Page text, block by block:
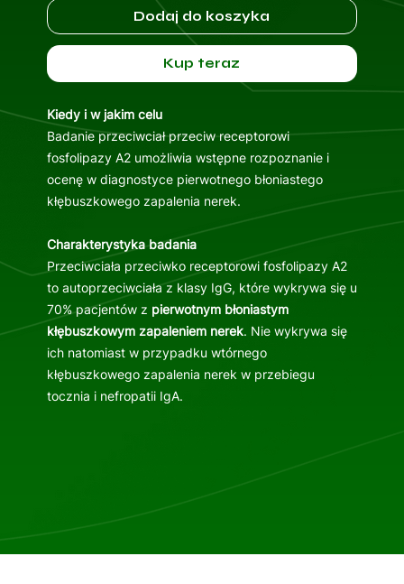
Dodaj do koszyka
Kup teraz
Kiedy i w jakim celu
Badanie przeciwciał przeciw receptorowi
fosfolipazy A2 umożliwia wstępne rozpoznanie i
ocenę w diagnostyce pierwotnego błoniastego
kłębuszkowego zapalenia nerek.
Charakterystyka badania
Przeciwciała przeciwko receptorowi fosfolipazy A2
to autoprzeciwciała z klasy IgG, które wykrywa się u
70% pacjentów z pierwotnym błoniastym
kłębuszkowym zapaleniem nerek. Nie wykrywa się
ich natomiast w przypadku wtórnego
kłębuszkowego zapalenia nerek w przebiegu
tocznia i nefropatii IgA.